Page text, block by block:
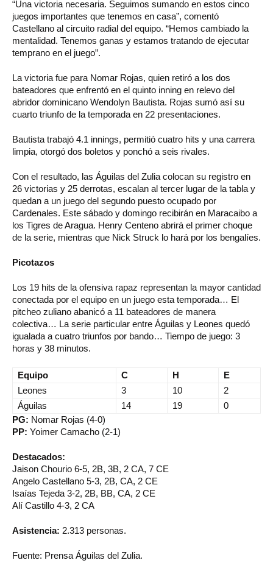
“Una victoria necesaria. Seguimos sumando en estos cinco
juegos importantes que tenemos en casa”, comentó
Castellano al circuito radial del equipo. “Hemos cambiado la
mentalidad. Tenemos ganas y estamos tratando de ejecutar
temprano en el juego”.
La victoria fue para Nomar Rojas, quien retiró a los dos
bateadores que enfrentó en el quinto inning en relevo del
abridor dominicano Wendolyn Bautista. Rojas sumó así su
cuarto triunfo de la temporada en 22 presentaciones.
Bautista trabajó 4.1 innings, permitió cuatro hits y una carrera
limpia, otorgó dos boletos y ponchó a seis rivales.
Con el resultado, las Águilas del Zulia colocan su registro en
26 victorias y 25 derrotas, escalan al tercer lugar de la tabla y
quedan a un juego del segundo puesto ocupado por
Cardenales. Este sábado y domingo recibirán en Maracaibo a
los Tigres de Aragua. Henry Centeno abrirá el primer choque
de la serie, mientras que Nick Struck lo hará por los bengalíes.
Picotazos
Los 19 hits de la ofensiva rapaz representan la mayor cantidad
conectada por el equipo en un juego esta temporada… El
pitcheo zuliano abanicó a 11 bateadores de manera
colectiva… La serie particular entre Águilas y Leones quedó
igualada a cuatro triunfos por bando… Tiempo de juego: 3
horas y 38 minutos.
Equipo C H
E
Leones
3 10
2
Águilas
14 19
0
PG: Nomar Rojas (4-0)
PP: Yoimer Camacho (2-1)
Destacados:
Jaison Chourio 6-5, 2B, 3B, 2 CA, 7 CE
Angelo Castellano 5-3, 2B, CA, 2 CE
Isaías Tejeda 3-2, 2B, BB, CA, 2 CE
Alí Castillo 4-3, 2 CA
Asistencia: 2.313 personas.
Fuente: Prensa Águilas del Zulia.